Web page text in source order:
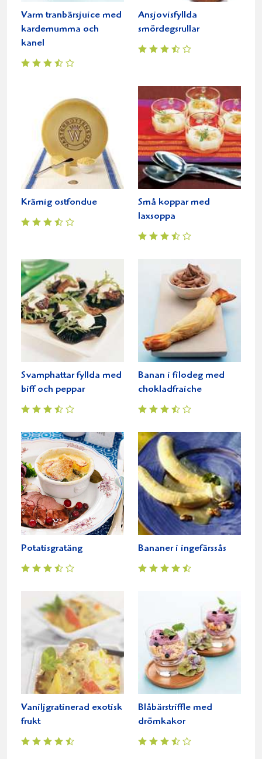
Varm tranbärsjuice med
kardemumma och
kanel
Ansjovisfyllda
smördegsrullar
Krämig ostfondue
Små koppar med
laxsoppa
Svamphattar fyllda med
biff och peppar
Banan i filodeg med
chokladfraiche
Potatisgratäng Bananer i ingefärssås
Vaniljgratinerad exotisk
frukt
Blåbärstriffle med
drömkakor